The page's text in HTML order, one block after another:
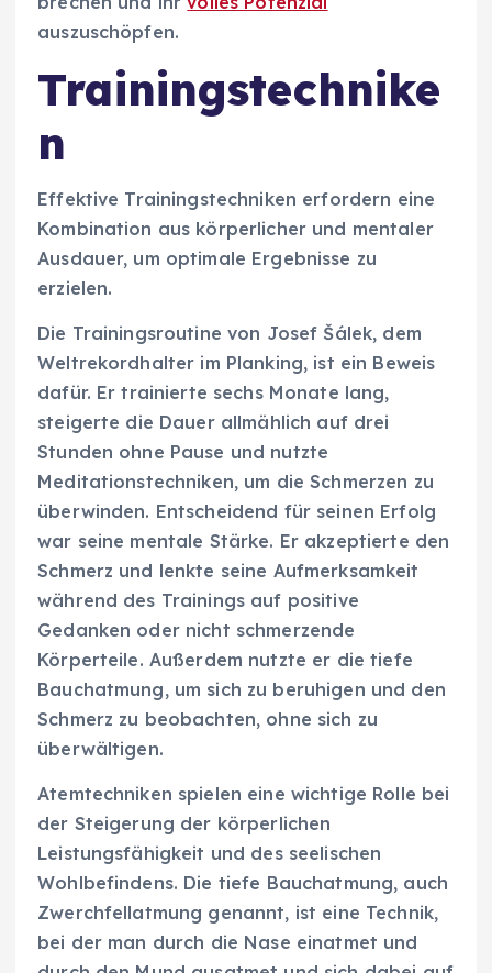
auszuschöpfen.
Trainingstechnike
n
Effektive Trainingstechniken erfordern eine
Kombination aus körperlicher und mentaler
Ausdauer, um optimale Ergebnisse zu
erzielen.
Die Trainingsroutine von Josef Šálek, dem
Weltrekordhalter im Planking, ist ein Beweis
dafür. Er trainierte sechs Monate lang,
steigerte die Dauer allmählich auf drei
Stunden ohne Pause und nutzte
Meditationstechniken, um die Schmerzen zu
überwinden. Entscheidend für seinen Erfolg
war seine mentale Stärke. Er akzeptierte den
Schmerz und lenkte seine Aufmerksamkeit
während des Trainings auf positive
Gedanken oder nicht schmerzende
Körperteile. Außerdem nutzte er die tiefe
Bauchatmung, um sich zu beruhigen und den
Schmerz zu beobachten, ohne sich zu
überwältigen.
Atemtechniken spielen eine wichtige Rolle bei
der Steigerung der körperlichen
Leistungsfähigkeit und des seelischen
Wohlbefindens. Die tiefe Bauchatmung, auch
Zwerchfellatmung genannt, ist eine Technik,
bei der man durch die Nase einatmet und